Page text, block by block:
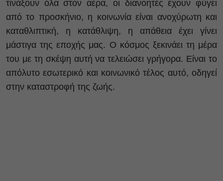
τινάξουν όλα στον αέρα, οι διανοητές έχουν φύγει
από το προσκήνιο, η κοινωνία είναι ανοχύρωτη και
καταθλιπτική, η κατάθλιψη, η απάθεια έχει γίνει
μάστιγα της εποχής μας. Ο κόσμος ξεκινάει τη μέρα
του με τη σκέψη αυτή να τελειώσει γρήγορα. Είναι το
απόλυτο εσωτερικό και κοινωνικό τέλος αυτό, οδηγεί
στην καταστροφή της ζωής.